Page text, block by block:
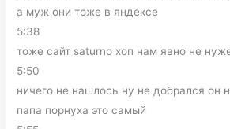
а муж они тоже в яндексе
5:38
тоже сайт saturno хоп нам явно не
5:50
ничего не нашлось ну не добрался он
папа порнуха это самый